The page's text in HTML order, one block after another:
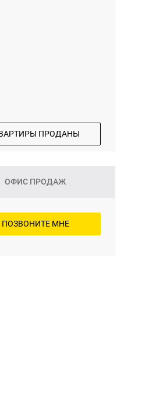
ПРОДАНЫ
ОФИС ПРОДАЖ
ПОЗВОНИТЕ МНЕ